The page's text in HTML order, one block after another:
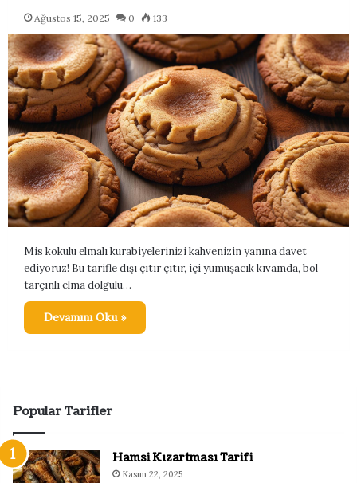
Ağustos 15, 2025 0 133
Mis kokulu elmalı kurabiyelerinizi kahvenizin yanına davet
ediyoruz! Bu tarifle dışı çıtır çıtır, içi yumuşacık kıvamda, bol
tarçınlı elma dolgulu…
Devamını Oku »
Popular Tarifler
Hamsi Kızartması Tarifi
Kasım 22, 2025